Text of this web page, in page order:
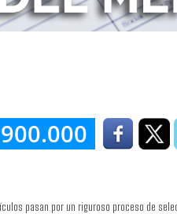
pasan por un riguroso proceso de